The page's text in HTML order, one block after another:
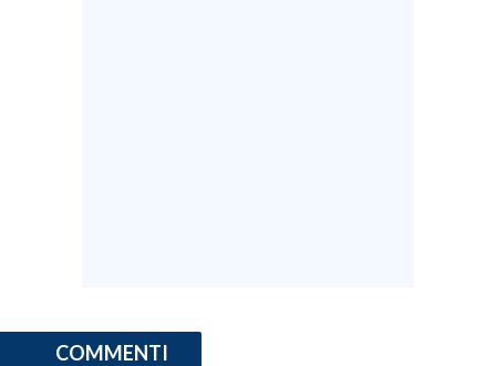
COMMENTI